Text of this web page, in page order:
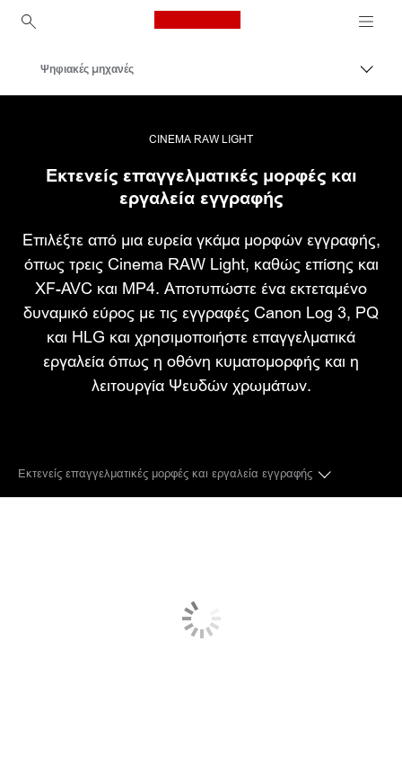
Canon Logo, back to
Ψηφιακές μηχανές
CINEMA RAW LIGHT
Εκτενείς επαγγελματικές μορφές και
εργαλεία εγγραφής
Επιλέξτε από μια ευρεία γκάμα μορφών εγγραφής,
όπως τρεις Cinema RAW Light, καθώς επίσης και
XF-AVC και MP4. Αποτυπώστε ένα εκτεταμένο
δυναμικό εύρος με τις εγγραφές Canon Log 3, PQ
και HLG και χρησιμοποιήστε επαγγελματικά
εργαλεία όπως η οθόνη κυματομορφής και η
λειτουργία Ψευδών χρωμάτων.
Εκτενείς επαγγελματικές μορφές και εργαλεία εγγραφής